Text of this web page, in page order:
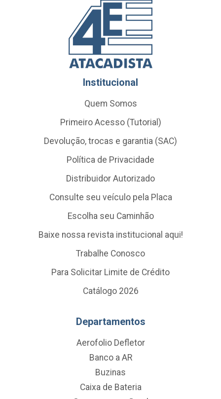
Institucional
Quem Somos
Primeiro Acesso (Tutorial)
Devolução, trocas e garantia (SAC)
Política de Privacidade
Distribuidor Autorizado
Consulte seu veículo pela Placa
Escolha seu Caminhão
Baixe nossa revista institucional aqui!
Trabalhe Conosco
Para Solicitar Limite de Crédito
Catálogo 2026
Departamentos
Aerofolio Defletor
Banco a AR
Buzinas
Caixa de Bateria